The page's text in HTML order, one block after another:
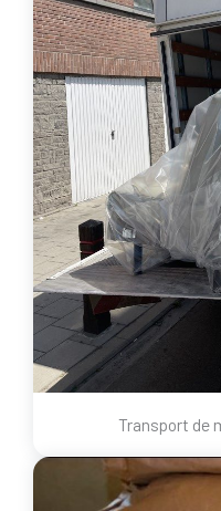
Transport de